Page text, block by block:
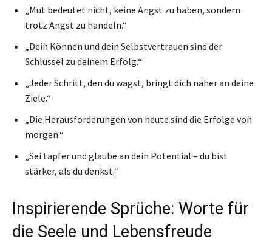
„Mut bedeutet nicht, keine Angst zu haben, sondern
trotz Angst zu handeln.“
„Dein Können und dein Selbstvertrauen sind der
Schlüssel zu deinem Erfolg.“
„Jeder Schritt, den du wagst, bringt dich näher an deine
Ziele.“
„Die Herausforderungen von heute sind die Erfolge von
morgen.“
„Sei tapfer und glaube an dein Potential – du bist
stärker, als du denkst.“
Inspirierende Sprüche: Worte für
die Seele und Lebensfreude